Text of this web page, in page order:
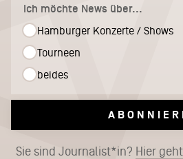
Ich möchte News über...
Hamburger Konzerte / Shows
Tourneen
beides
Sie sind Journalist*in? Hier